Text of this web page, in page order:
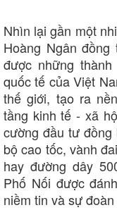
Nhìn lại gần một
Hoàng Ngân
được những
quốc tế của Việt
thế giới, tạo ra
tầng kinh tế - xã
cường đầu tư
bộ cao tốc, vành
hay đường dây
Phố Nối được
niềm tin và sự